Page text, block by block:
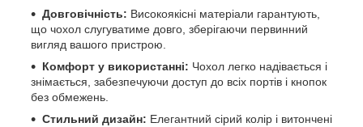
Довговічність: Високоякісні матеріали гарантують,
що чохол слугуватиме довго, зберігаючи первинний
вигляд вашого пристрою.
Комфорт у використанні: Чохол легко надівається і
знімається, забезпечуючи доступ до всіх портів і кнопок
без обмежень.
Стильний дизайн: Елегантний сірий колір і витончені